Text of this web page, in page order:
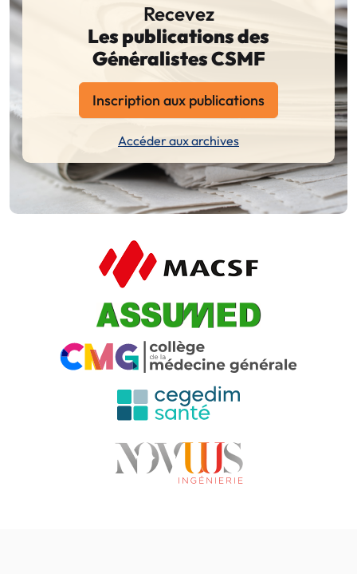
Recevez
Les publications des
Généralistes CSMF
Inscription aux publications
Accéder aux archives